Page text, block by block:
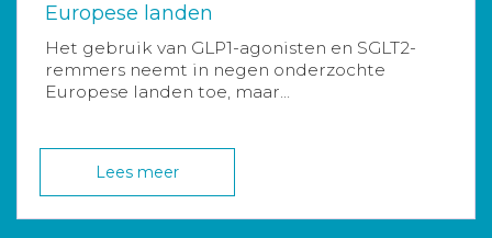
Europese landen
Het gebruik van GLP1-agonisten en SGLT2-
remmers neemt in negen onderzochte
Europese landen toe, maar...
Lees meer